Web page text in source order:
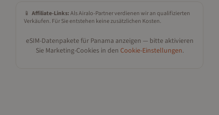
📱 Affiliate-Links:Als Airalo-Partner verdienen wir an qualifizierten
Verkäufen. Für Sie entstehen keine zusätzlichen Kosten.
eSIM-Datenpakete für Panama anzeigen — bitte aktivieren
Sie Marketing-Cookies in den Cookie-Einstellungen.